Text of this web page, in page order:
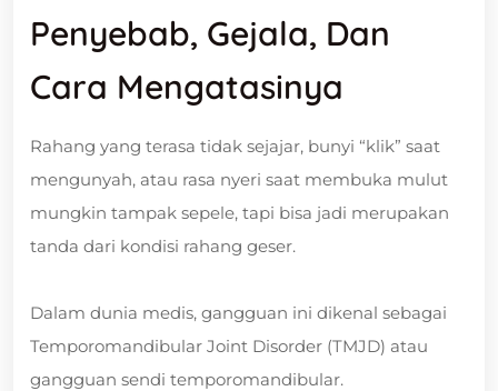
Penyebab, Gejala, Dan
Cara Mengatasinya
Rahang yang terasa tidak sejajar, bunyi “klik” saat
mengunyah, atau rasa nyeri saat membuka mulut
mungkin tampak sepele, tapi bisa jadi merupakan
tanda dari kondisi rahang geser.
Dalam dunia medis, gangguan ini dikenal sebagai
Temporomandibular Joint Disorder (TMJD) atau
gangguan sendi temporomandibular.